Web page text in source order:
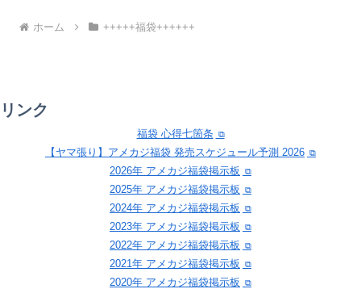
ホーム +++++福袋++++++
リンク
福袋 心得七箇条
【ヤマ張り】アメカジ福袋 発売スケジュール予測 2026
2026年 アメカジ福袋掲示板
2025年 アメカジ福袋掲示板
2024年 アメカジ福袋掲示板
2023年 アメカジ福袋掲示板
2022年 アメカジ福袋掲示板
2021年 アメカジ福袋掲示板
2020年 アメカジ福袋掲示板